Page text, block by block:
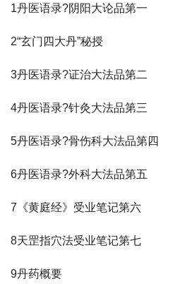
1丹医语录?阴阳大论品第一
2“玄门四大丹”秘授
3丹医语录?证治大法品第二
4丹医语录?针灸大法品第三
5丹医语录?骨伤科大法品第四
6丹医语录?外科大法品第五
7《黄庭经》受业笔记第六
8天罡指穴法受业笔记第七
9丹药概要